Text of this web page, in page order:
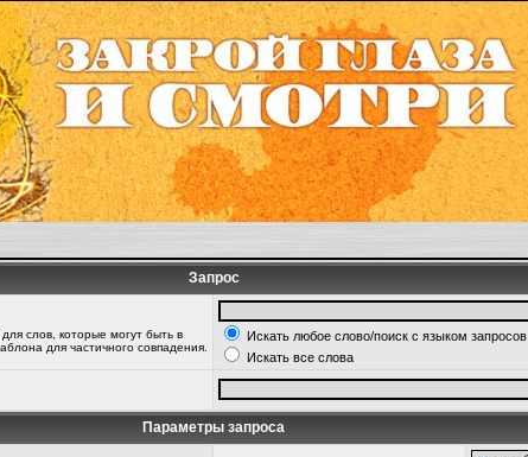
Запрос
для слов, которые могут быть в
для частичного совпадения.
Искать любое слово/поиск с языком запросов
Искать все слова
Параметры запроса